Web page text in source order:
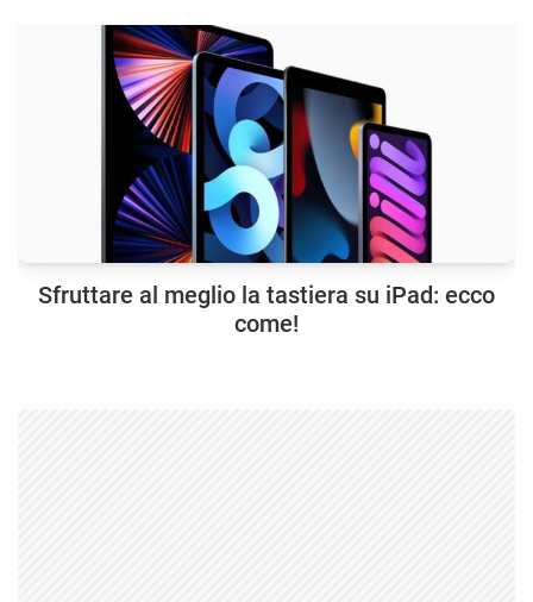
Sfruttare al meglio la tastiera su iPad: ecco
come!